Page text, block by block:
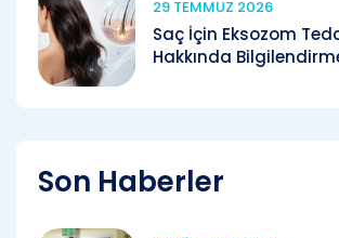
29 TEMMUZ 2026
Saç İçin Eksozom
Hakkında
Son Haberler